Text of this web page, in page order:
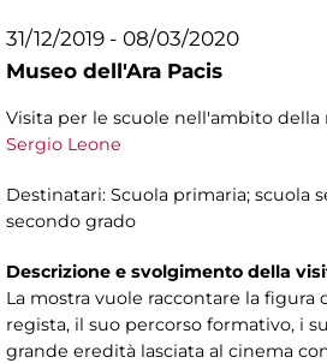
31/12/2019 - 08/03/2020
Museo dell'Ara Pacis
Visita per le scuole nell'ambito della
Sergio Leone
Destinatari: Scuola primaria; scuola
secondo grado
Descrizione e svolgimento della
La mostra vuole raccontare la figura
regista, il suo percorso formativo, i
grande eredità lasciata al cinema